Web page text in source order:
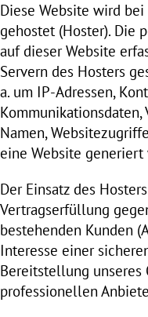
Diese Website wird
gehostet (Hoster). Die
auf dieser Website
Servern des Hosters
a. um IP-Adressen,
Kommunikationsdaten,
Namen,
eine Website generiert
Der Einsatz des
Vertragserfüllung
bestehenden Kunden
Interesse einer
Bereitstellung unseres
professionellen